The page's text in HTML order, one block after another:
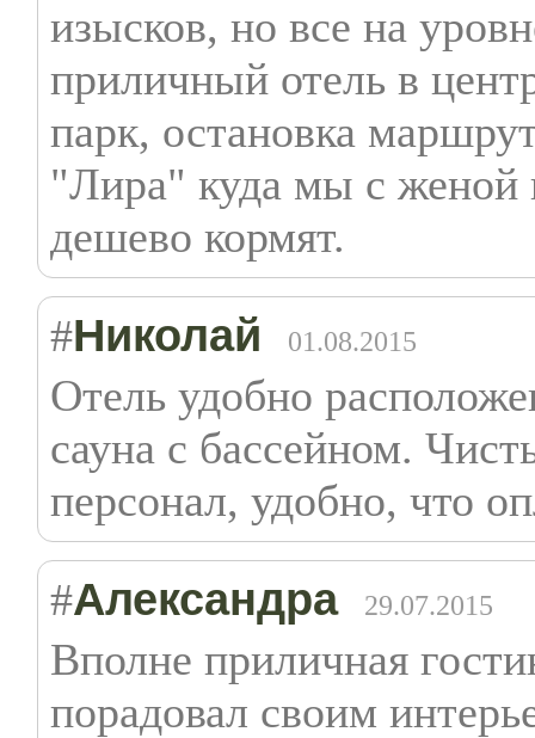
изысков, но все на
приличный отель в
парк, остановка
"Лира" куда мы с женой
дешево кормят.
#Николай 01.08.2015
Отель удобно
сауна с бассейном.
персонал, удобно, что
#Александра 29.07.2015
Вполне приличная
порадовал своим